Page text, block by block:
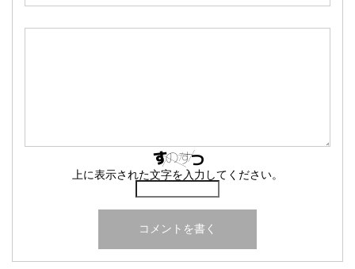
上に表示された文字を入力してください。